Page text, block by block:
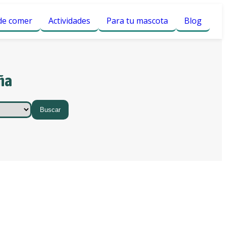
comer Actividades Para tu mascota Blog
Buscar